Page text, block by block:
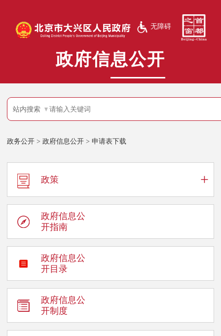
无障碍
政府信息公开
站内搜索
政务公开 > 政府信息公开 > 申请表下载
政策 +
政府信息公
开指南
政府信息公
开目录
政府信息公
开制度